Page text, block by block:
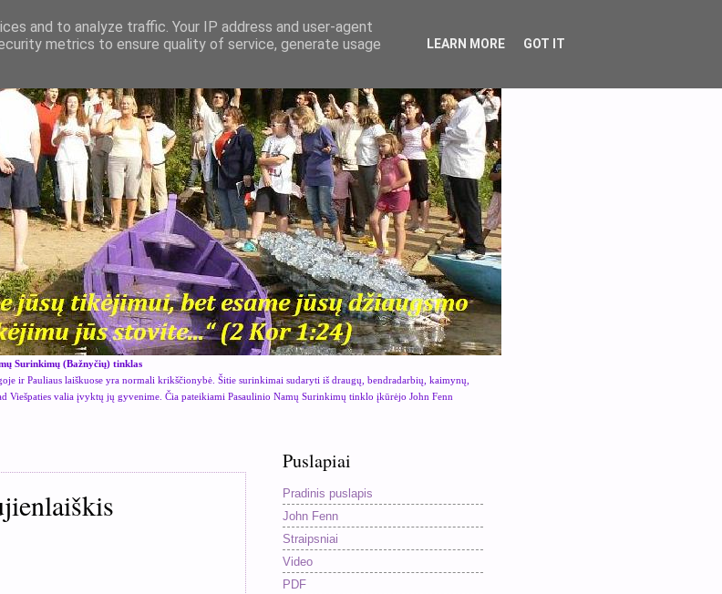
Surinkimų (Bažnyčių) tinklas
ir Pauliaus laiškuose yra normali krikščionybė. Šitie surinkimai sudaryti iš draugų, bendradarbių, kaimynų,
Viešpaties valia įvyktų jų gyvenime. Čia pateikiami Pasaulinio Namų Surinkimų tinklo įkūrėjo John Fenn
Puslapiai
Pradinis puslapis
John Fenn
Straipsniai
Video
PDF
and to analyze traffic. Your IP address and user-agent
metrics to ensure quality of service, generate usage
LEARN MORE GOT IT